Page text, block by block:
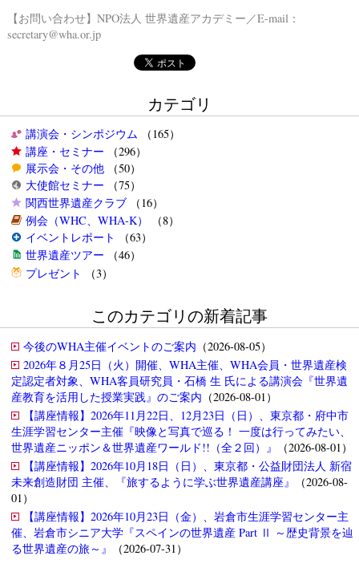
【お問い合わせ】NPO法人 世界遺産アカデミー／E-mail：
secretary@wha.or.jp
カテゴリ
講演会・シンポジウム （165）
講座・セミナー （296）
展示会・その他（50）
大使館セミナー （75）
関西世界遺産クラブ（16）
例会（WHC、WHA-K）
（8）
イベントレポート
（63）
世界遺産ツアー （46）
プレゼント
（3）
このカテゴリの新着記事
今後のWHA主催イベントのご案内 （2026-08-05）
2026年８月25日（火）開催、WHA主催、WHA会員・世界遺産検
定認定者対象、WHA客員研究員・石橋 生 氏による講演会『世界遺
産教育を活用した授業実践』のご案内 （2026-08-01）
【講座情報】2026年11月22日、12月23日（日）、東京都・府中市
生涯学習センター主催『映像と写真で巡る！ 一度は行ってみたい、
世界遺産ニッポン＆世界遺産ワールド!!（全２回）』
（2026-08-01）
【講座情報】2026年10月18日（日）、東京都・公益財団法人 新宿
未来創造財団 主催、『旅するように学ぶ世界遺産講座』
（2026-08-
01）
【講座情報】2026年10月23日（金）、岩倉市生涯学習センター主
催、岩倉市シニア大学『スペインの世界遺産 Part Ⅱ ～歴史背景を辿
る世界遺産の旅～』
（2026-07-31）